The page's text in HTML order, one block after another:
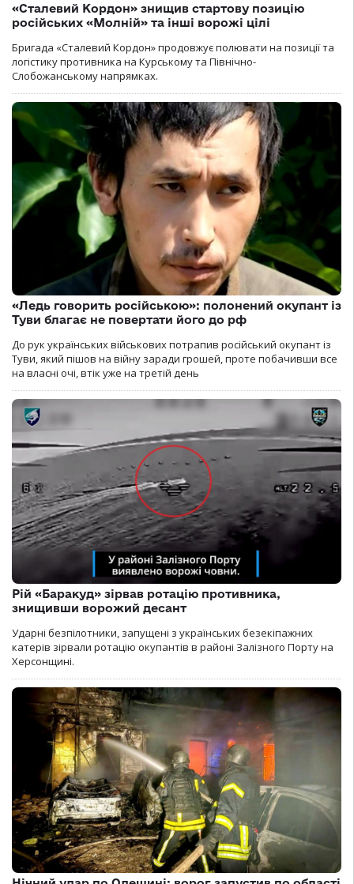
«Сталевий Кордон» знищив стартову позицію
російських «Молній» та інші ворожі цілі
Бригада «Сталевий Кордон» продовжує полювати на позиції та
логістику противника на Курському та Північно-
Слобожанському напрямках.
«Ледь говорить російською»: полонений окупант із
Туви благає не повертати його до рф
До рук українських військових потрапив російський окупант із
Туви, який пішов на війну заради грошей, проте побачивши все
на власні очі, втік уже на третій день
Рій «Баракуд» зірвав ротацію противника,
знищивши ворожий десант
Ударні безпілотники, запущені з українських безекіпажних
катерів зірвали ротацію окупантів в районі Залізного Порту на
Херсонщині.